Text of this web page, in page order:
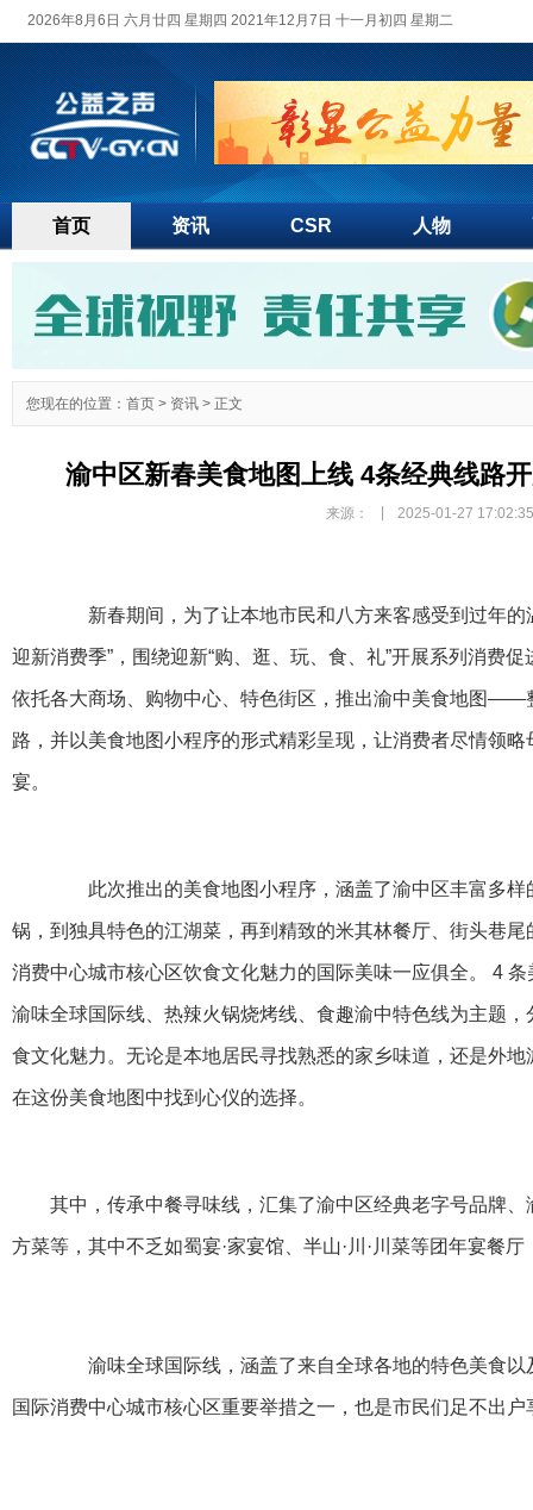
2026年8月6日 六月廿四 星期四 2021年12月7日 十一月初四 星期二
首页 资讯 CSR 人物
您现在的位置： 首页 > 资讯 > 正文
渝中区新春美食地图上线 4条经典线路
来源： 2025-01-27 17:02:35
新春期间，为了让本地市民和八方来客感受到过年的
迎新消费季”，围绕迎新“购、逛、玩、食、礼”开展系列消费
依托各大商场、购物中心、特色街区，推出渝中美食地图——
路，并以美食地图小程序的形式精彩呈现，让消费者尽情领
宴。
此次推出的美食地图小程序，涵盖了渝中区丰富多样
锅，到独具特色的江湖菜，再到精致的米其林餐厅、街头巷
消费中心城市核心区饮食文化魅力的国际美味一应俱全。 4
渝味全球国际线、热辣火锅烧烤线、食趣渝中特色线为主题
食文化魅力。无论是本地居民寻找熟悉的家乡味道，还是外
在这份美食地图中找到心仪的选择。
其中，传承中餐寻味线，汇集了渝中区经典老字号品牌
方菜等，其中不乏如蜀宴·家宴馆、半山·川·川菜等团年宴餐厅
渝味全球国际线，涵盖了来自全球各地的特色美食以
国际消费中心城市核心区重要举措之一，也是市民们足不出